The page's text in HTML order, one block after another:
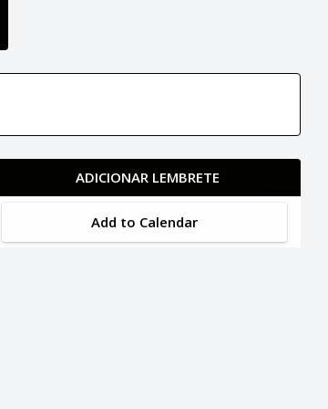
ADICIONAR LEMBRETE
Add to Calendar